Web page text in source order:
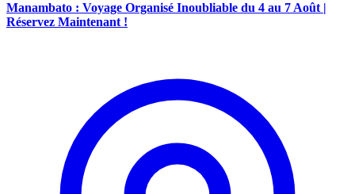
Manambato : Voyage Organisé Inoubliable du 4 au 7 Août |
Réservez Maintenant !